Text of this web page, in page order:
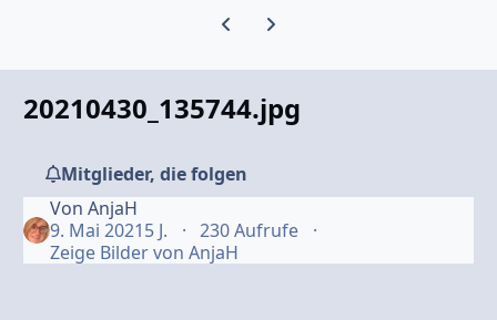
Vorherige Karussell-Folie
Nächste Karussell-Folie
20210430_135744.jpg
Mitglieder, die folgen
Von AnjaH
9. Mai 20215 J.
230 Aufrufe
Zeige Bilder von AnjaH